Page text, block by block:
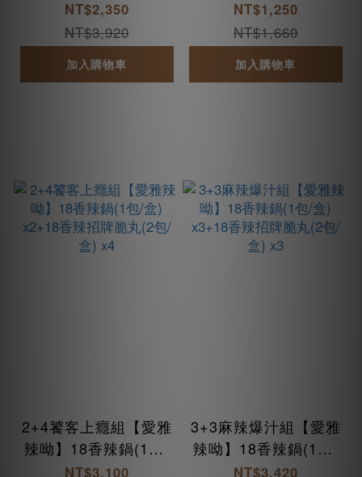
辣鍋(2包/盒) x2+18香
辣招牌脆丸(2包/盒) x
2
NT$2,350
NT$3,920
加入購物車
辣鍋(2包/盒) x1+18香
辣招牌脆丸(2包/盒) x
1
NT$1,250
NT$1,660
加入購物車
2+4饕客上癮組【愛雅
辣呦】18香辣鍋(1包/
盒) x2+18香辣招牌脆
NT$3,100
3+3麻辣爆汁組【愛雅
辣呦】18香辣鍋(1包/
盒) x3+18香辣招牌脆
NT$3,420